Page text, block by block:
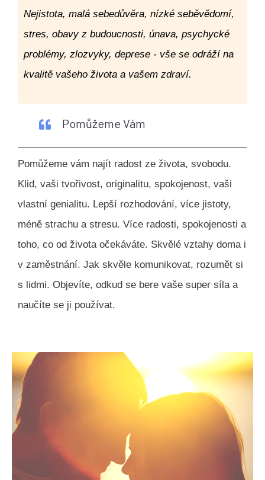
Nejistota, malá sebedůvěra, nízké seběvědomí,
stres, obavy z budoucnosti, únava, psychycké
problémy, zlozvyky, deprese - vše se odráží na
kvalitě vašeho života a vašem zdraví.
Pomůžeme Vám
Pomůžeme vám najít radost ze života, svobodu.
Klid, vaši tvořivost, originalitu, spokojenost, vaši
vlastní genialitu. Lepší rozhodování, více jistoty,
méně strachu a stresu. Více radosti, spokojenosti a
toho, co od života očekáváte. Skvělé vztahy doma i
v zaměstnání. Jak skvěle komunikovat, rozumět si
s lidmi. Objevíte, odkud se bere vaše super síla a
naučíte se ji používat.